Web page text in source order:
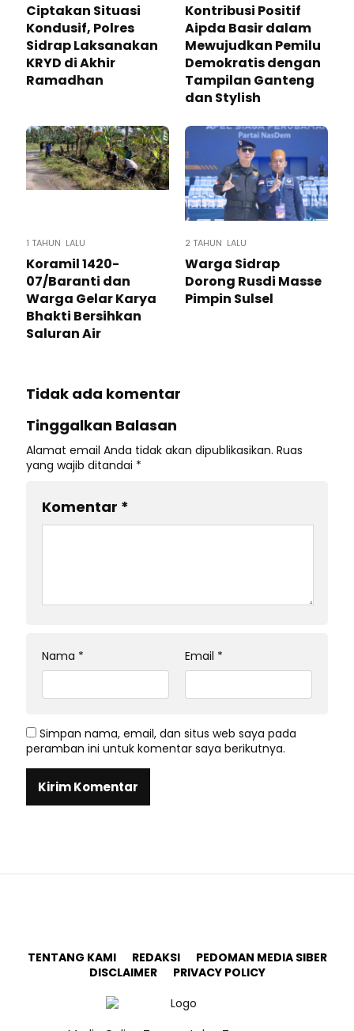
Ciptakan Situasi
Kondusif, Polres
Sidrap Laksanakan
KRYD di Akhir
Ramadhan
Kontribusi Positif
Aipda Basir dalam
Mewujudkan Pemilu
Demokratis dengan
Tampilan Ganteng
dan Stylish
1 TAHUN LALU
Koramil 1420-
07/Baranti dan
Warga Gelar Karya
Bhakti Bersihkan
Saluran Air
2 TAHUN LALU
Warga Sidrap
Dorong Rusdi Masse
Pimpin Sulsel
Tidak ada komentar
Tinggalkan Balasan
Alamat email Anda tidak akan dipublikasikan. Ruas
yang wajib ditandai *
Komentar *
Nama * Email *
Simpan nama, email, dan situs web saya pada
peramban ini untuk komentar saya berikutnya.
TENTANG KAMI REDAKSI
PEDOMAN MEDIA SIBER
DISCLAIMER
PRIVACY POLICY